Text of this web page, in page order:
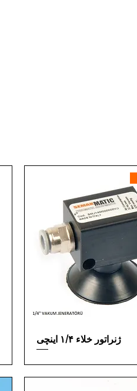
ژنراتور خلاء ۱/۴ اینچی